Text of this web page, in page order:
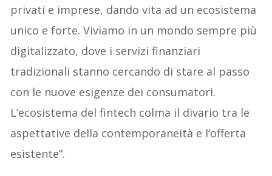
privati e imprese, dando vita ad un ecosistema
unico e forte. Viviamo in un mondo sempre più
digitalizzato, dove i servizi finanziari
tradizionali stanno cercando di stare al passo
con le nuove esigenze dei consumatori.
L’ecosistema del fintech colma il divario tra le
aspettative della contemporaneità e l’offerta
esistente”.